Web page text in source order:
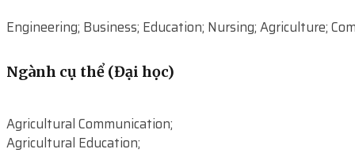
Engineering; Business; Education; Nursing; Agriculture;
Ngành cụ thể (Đại học)
Agricultural Communication;
Agricultural Education;